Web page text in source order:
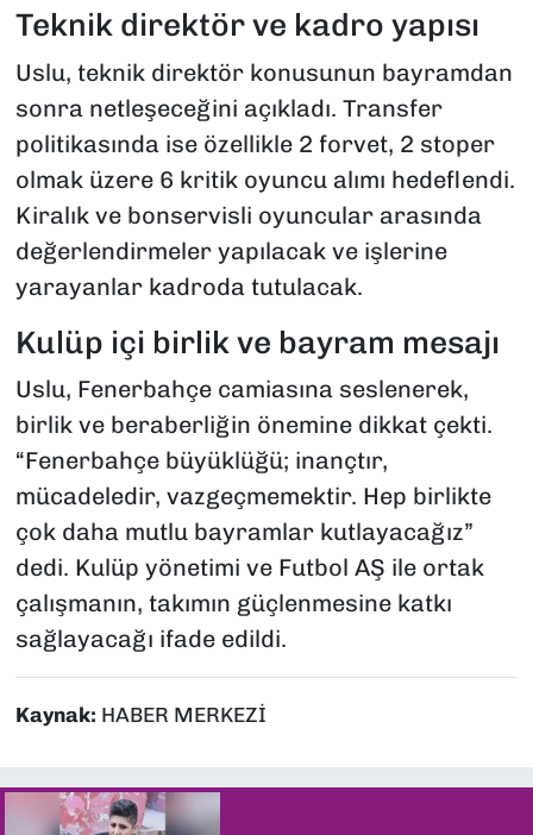
Teknik direktör ve kadro yapısı
Uslu, teknik direktör konusunun bayramdan
sonra netleşeceğini açıkladı. Transfer
politikasında ise özellikle 2 forvet, 2 stoper
olmak üzere 6 kritik oyuncu alımı hedeflendi.
Kiralık ve bonservisli oyuncular arasında
değerlendirmeler yapılacak ve işlerine
yarayanlar kadroda tutulacak.
Kulüp içi birlik ve bayram mesajı
Uslu, Fenerbahçe camiasına seslenerek,
birlik ve beraberliğin önemine dikkat çekti.
“Fenerbahçe büyüklüğü; inançtır,
mücadeledir, vazgeçmemektir. Hep birlikte
çok daha mutlu bayramlar kutlayacağız”
dedi. Kulüp yönetimi ve Futbol AŞ ile ortak
çalışmanın, takımın güçlenmesine katkı
sağlayacağı ifade edildi.
Kaynak: HABER MERKEZİ